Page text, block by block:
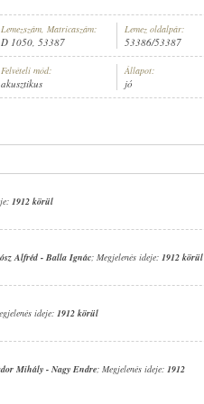
Lemezszám, Matricaszám:
D 1050, 53387
Lemez oldalpár:
53386/53387
Felvételi mód:
akusztikus
Állapot:
jó
1912 körül
Alfréd - Balla Ignác; Megjelenés ideje: 1912 körül
ideje: 1912 körül
Mihály - Nagy Endre; Megjelenés ideje: 1912